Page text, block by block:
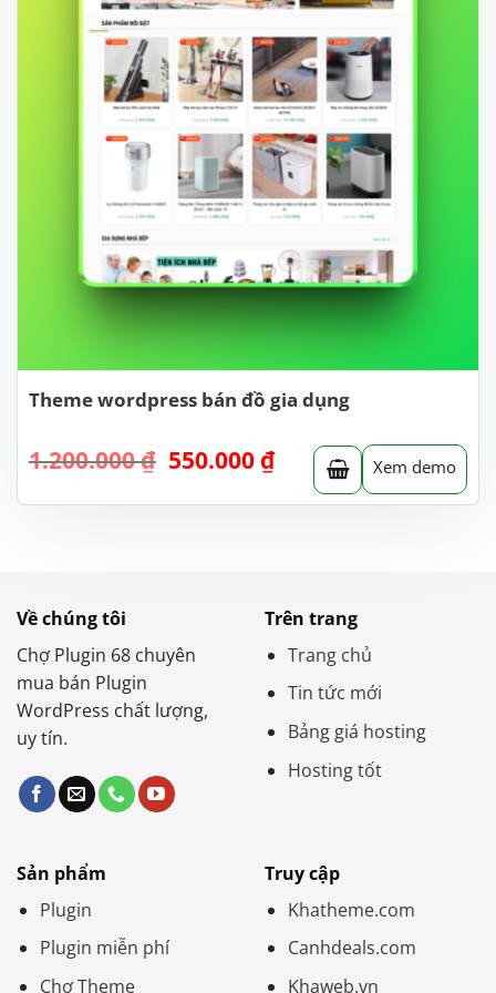
Theme wordpress bán đồ gia dụng
1.200.000₫ Giá
là:
550.000 ₫Giá
hiện
tại
Xem demo
Về chúng tôi
Chợ Plugin 68 chuyên
mua bán Plugin
WordPress chất lượng,
uy tín.
Trên trang
Trang chủ
Tin tức mới
Bảng giá hosting
Hosting tốt
Sản phẩm
Plugin
Plugin miễn phí
Chợ Theme
Truy cập
Khatheme.com
Canhdeals.com
Khaweb.vn